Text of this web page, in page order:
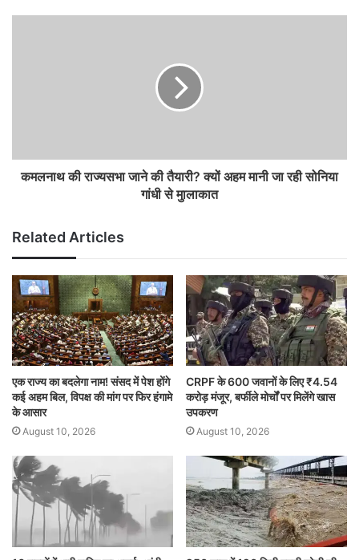
कमलनाथ की राज्यसभा जाने की तैयारी? क्यों अहम मानी जा रही सोनिया
गांधी से मुालाकात
Related Articles
एक राज्य का बदलेगा नाम! संसद में पेश होंगे
कई अहम बिल, विपक्ष की मांग पर फिर हंगामे
के आसार
August 10, 2026
CRPF के 600 जवानों के लिए ₹4.54
करोड़ मंजूर, बर्फीले मोर्चों पर मिलेंगे खास
उपकरण
August 10, 2026